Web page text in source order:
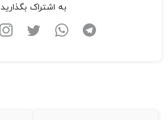
به اشتراک بگذارید